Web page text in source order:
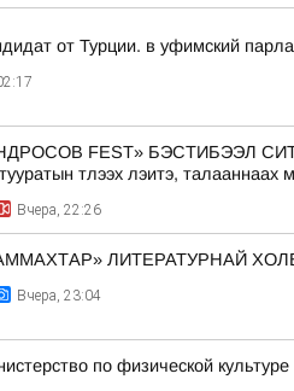
от Турции. в уфимский
FEST» БЭСТИБЭЭЛ
тлээх лэитэ,
Вчера, 22:26
ЛИТЕРАТУРНАЙ
Вчера, 23:04
по физической